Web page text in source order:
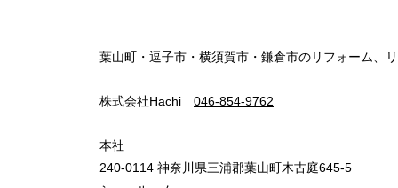
葉山町・逗子市・横須賀市・鎌倉市のリフォーム、
株式会社Hachi 046-854-9762
本社
240-0114 神奈川県三浦郡葉山町木古庭645-5